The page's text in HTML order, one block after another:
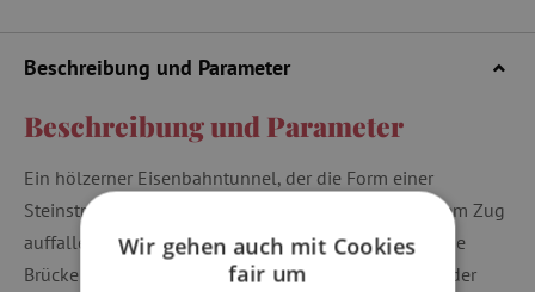
Beschreibung und Parameter
Beschreibung und Parameter
Ein hölzerner Eisenbahntunnel, der die Form einer
Steinstruktur hat, wird als schöne Ergänzung zu jedem Zug
auffallen. Es enthält auch ein Bahngleis, das durch die
Brücke führt. Bigjigs-Bahngleise und deren Zubehör der
Wir gehen auch mit Cookies
fair um